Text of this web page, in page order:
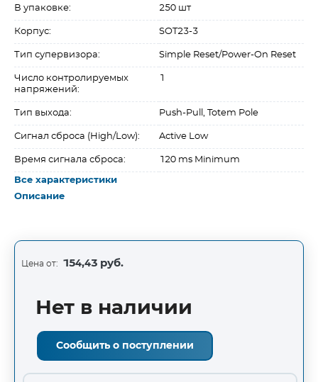
В упаковке: 250 шт
Корпус: SOT23-3
Тип супервизора: Simple Reset/Power-On Reset
Число контролируемых
напряжений:
1
Тип выхода: Push-Pull, Totem Pole
Сигнал сброса (High/Low): Active Low
Время сигнала сброса: 120 ms Minimum
Все характеристики
Описание
Цена от: 154,43 руб.
Нет в наличии
Сообщить о поступлении